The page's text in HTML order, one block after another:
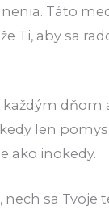
Táto
Ti, aby sa
každým dňom
len
ako inokedy.
nech sa Tvoje